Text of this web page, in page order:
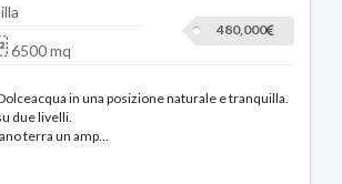
480,000
6500 mq
in una posizione naturale e tranquilla.
due livelli.
terra un amp...